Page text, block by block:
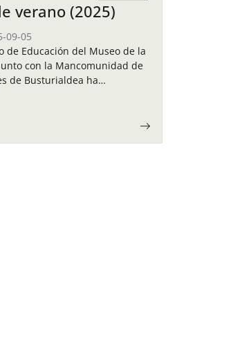
verano (2025)
09-05
de Educación del Museo de la
con la Mancomunidad de
de Busturialdea ha